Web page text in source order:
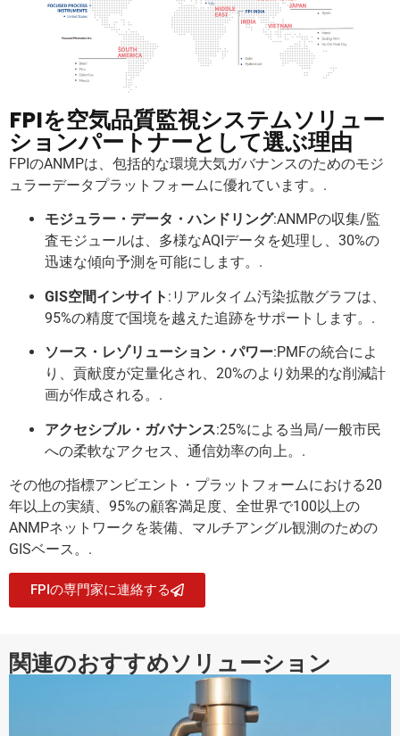
FPIを空気品質監視システムソリュー
ションパートナーとして選ぶ理由
FPIのANMPは、包括的な環境大気ガバナンスのためのモジ
ュラーデータプラットフォームに優れています。.
モジュラー・データ・ハンドリング:ANMPの収集/監
査モジュールは、多様なAQIデータを処理し、30%の
迅速な傾向予測を可能にします。.
GIS空間インサイト :リアルタイム汚染拡散グラフは、
95%の精度で国境を越えた追跡をサポートします。.
ソース・レゾリューション・パワー:PMFの統合によ
り、貢献度が定量化され、20%のより効果的な削減計
画が作成される。.
アクセシブル・ガバナンス:25%による当局/一般市民
への柔軟なアクセス、通信効率の向上。.
その他の指標アンビエント・プラットフォームにおける20
年以上の実績、95%の顧客満足度、全世界で100以上の
ANMPネットワークを装備、マルチアングル観測のための
GISベース。.
FPIの専門家に連絡する
関連のおすすめソリューション